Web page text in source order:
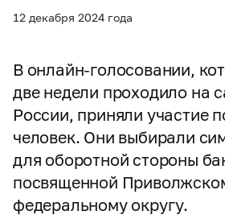
12 декабря 2024 года
В онлайн-голосовании,
две недели проходило на
России, приняли участие
человек. Они выбирали
для оборотной стороны
посвященной
федеральному округу.